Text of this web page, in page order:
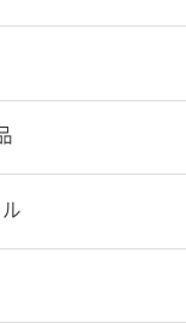
ング
ギャラリー
ン（工場見学）
サイな仲間たちフ
ンテンツ
ー
ただくご質問
活かしました
エルネス